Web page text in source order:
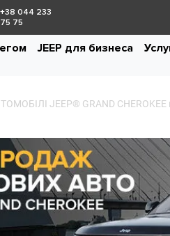
+38 044 233
75 75
JEEP для бизнеса
JEEP® GRAND